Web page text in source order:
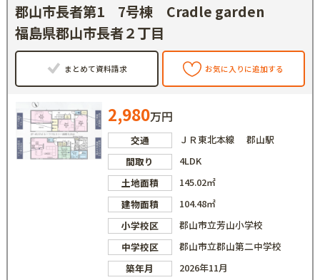
郡山市長者第1 7号棟 Cradle garden
福島県郡山市長者２丁目
まとめて資料請求 お気に入りに追加する
2,980万円
交通
ＪＲ東北本線 郡山駅
間取り
4LDK
土地面積
145.02㎡
建物面積
104.48㎡
小学校区
郡山市立芳山小学校
中学校区
郡山市立郡山第二中学校
築年月
2026年11月